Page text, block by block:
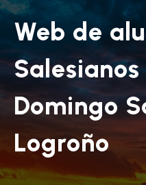
Web de
Salesianos
Domingo
Logroño